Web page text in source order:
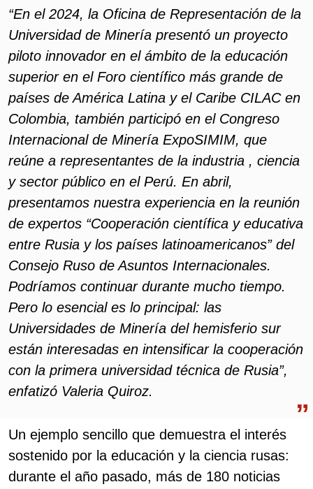
“En el 2024, la Oficina de Representación de la
Universidad de Minería presentó un proyecto
piloto innovador en el ámbito de la educación
superior en el Foro científico más grande de
países de América Latina y el Caribe CILAC en
Colombia, también participó en el Congreso
Internacional de Minería ExpoSIMIM, que
reúne a representantes de la industria , ciencia
y sector público en el Perú. En abril,
presentamos nuestra experiencia en la reunión
de expertos “Cooperación científica y educativa
entre Rusia y los países latinoamericanos” del
Consejo Ruso de Asuntos Internacionales.
Podríamos continuar durante mucho tiempo.
Pero lo esencial es lo principal: las
Universidades de Minería del hemisferio sur
están interesadas en intensificar la cooperación
con la primera universidad técnica de Rusia”,
enfatizó Valeria Quiroz.
Un ejemplo sencillo que demuestra el interés
sostenido por la educación y la ciencia rusas:
durante el año pasado, más de 180 noticias